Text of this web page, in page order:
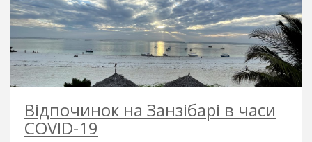
Відпочинок на Занзібарі в часи
COVID-19